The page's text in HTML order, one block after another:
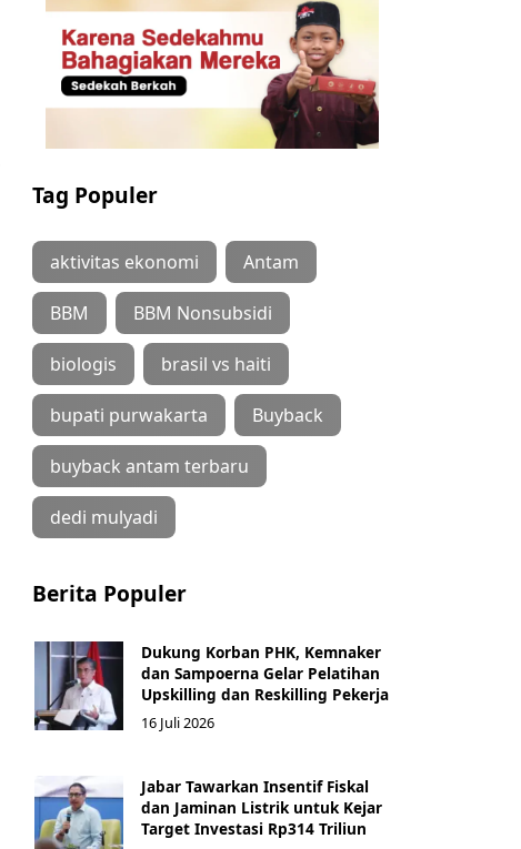
Tag Populer
aktivitas ekonomi Antam
BBM BBM Nonsubsidi
biologis brasil vs haiti
bupati purwakarta Buyback
buyback antam terbaru
dedi mulyadi
Berita Populer
Dukung Korban PHK, Kemnaker
dan Sampoerna Gelar Pelatihan
Upskilling dan Reskilling Pekerja
16 Juli 2026
Jabar Tawarkan Insentif Fiskal
dan Jaminan Listrik untuk Kejar
Target Investasi Rp314 Triliun